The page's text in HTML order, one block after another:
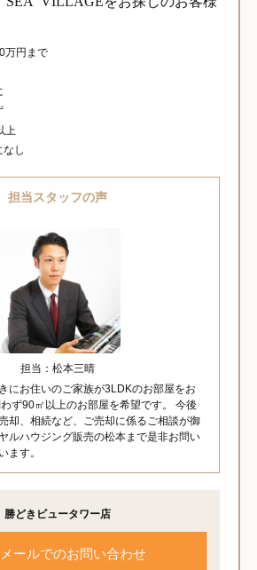
万円まで
上
なし
担当スタッフの声
担当：松本三晴
にお住いのご家族が3LDKのお部屋をお
ず90㎡以上のお部屋を希望です。 今後
却、相続など、ご売却に係るご相談が御
ルハウジング販売の松本まで是非お問い
ます。
勝どきビュータワー店
メールでのお問い合わせ